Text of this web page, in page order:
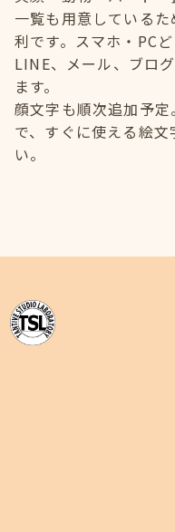
一覧も用意している
利です。スマホ・PC
LINE、メール、ブロ
ます。
顔文字も順次追加予
で、すぐに使える絵
い。